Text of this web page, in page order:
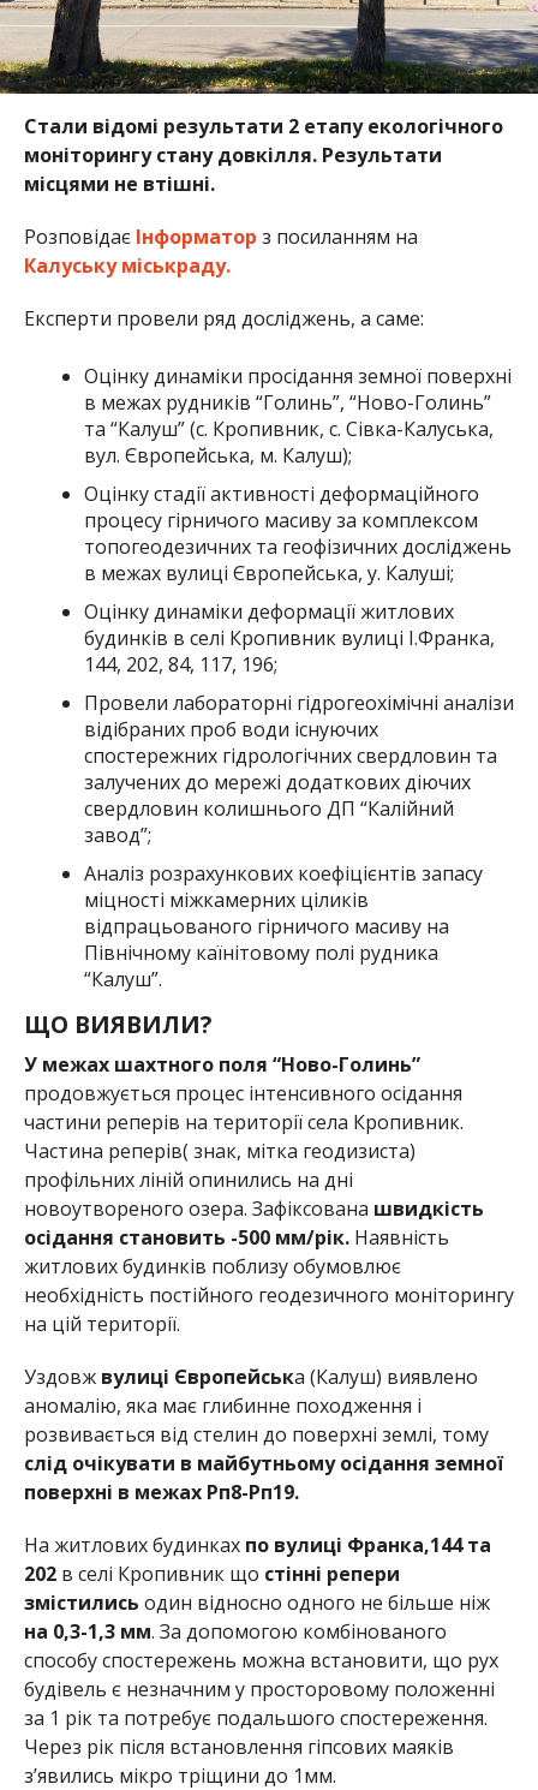
Стали відомі результати 2 етапу екологічного
моніторингу стану довкілля. Результати
місцями не втішні.
Розповідає Інформатор з посиланням на
Калуську міськраду.
Експерти провели ряд досліджень, а саме:
Оцінку динаміки просідання земної поверхні
в межах рудників “Голинь”, “Ново-Голинь”
та “Калуш” (с. Кропивник, с. Сівка-Калуська,
вул. Європейська, м. Калуш);
Оцінку стадії активності деформаційного
процесу гірничого масиву за комплексом
топогеодезичних та геофізичних досліджень
в межах вулиці Європейська, у. Калуші;
Оцінку динаміки деформації житлових
будинків в селі Кропивник вулиці І.Франка,
144, 202, 84, 117, 196;
Провели лабораторні гідрогеохімічні аналізи
відібраних проб води існуючих
спостережних гідрологічних свердловин та
залучених до мережі додаткових діючих
свердловин колишнього ДП “Калійний
завод”;
Аналіз розрахункових коефіцієнтів запасу
міцності міжкамерних ціликів
відпрацьованого гірничого масиву на
Північному каїнітовому полі рудника
“Калуш”.
ЩО ВИЯВИЛИ?
У межах шахтного поля “Ново-Голинь”
продовжується процес інтенсивного осідання
частини реперів на території села Кропивник.
Частина реперів( знак, мітка геодизиста)
профільних ліній опинились на дні
новоутвореного озера. Зафіксована швидкість
осідання становить -500 мм/рік.Наявність
житлових будинків поблизу обумовлює
необхідність постійного геодезичного моніторингу
на цій території.
Уздовж вулиці Європейська (Калуш) виявлено
аномалію, яка має глибинне походження і
розвивається від стелин до поверхні землі, тому
слід очікувати в майбутньому осідання земної
поверхні в межах Рп8-Рп19.
На житлових будинках по вулиці Франка,144 та
202в селі Кропивник що стінні репери
змістились один відносно одного не більше ніж
на 0,3-1,3 мм. За допомогою комбінованого
способу спостережень можна встановити, що рух
будівель є незначним у просторовому положенні
за 1 рік та потребує подальшого спостереження.
Через рік після встановлення гіпсових маяків
з’явились мікро тріщини до 1мм.